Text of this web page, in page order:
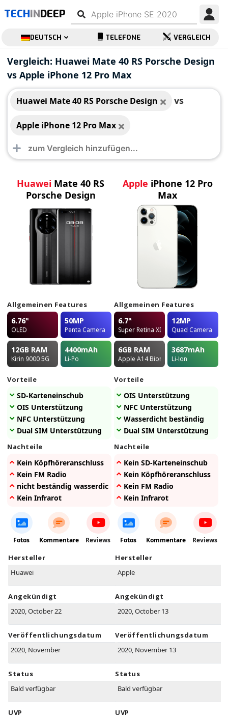
TECHINDEEP
DEUTSCH TELEFONE VERGLEICH
Vergleich: Huawei Mate 40 RS Porsche Design
vs Apple iPhone 12 Pro Max
Huawei Mate 40 RS Porsche Design vs
Apple iPhone 12 Pro Max
Huawei Mate 40 RS
Porsche Design
Huawei Mate 40 RS
Porsche Design
Allgemeinen Features
6.76"
OLED
50MP
Penta Camera
12GB RAM
Kirin 9000 5G
4400mAh
Li-Po
Vorteile
SD-Karteneinschub
OIS Unterstützung
NFC Unterstützung
Dual SIM Unterstützung
Nachteile
Kein Köpfhöreranschluss
Kein FM Radio
nicht beständig wasserdicht
Kein Infrarot
Fotos Kommentare Reviews
Hersteller
Huawei
Angekündigt
2020, October 22
Veröffentlichungsdatum
2020, November
Status
Bald verfügbar
UVP
Apple iPhone 12 Pro
Max
Apple iPhone 12 Pro
Max
Allgemeinen Features
6.7"
Super Retina XDR OLED
12MP
Quad Camera
6GB RAM
Apple A14 Bionic
3687mAh
Li-Ion
Vorteile
OIS Unterstützung
NFC Unterstützung
Wasserdicht beständig
Dual SIM Unterstützung
Nachteile
Kein SD-Karteneinschub
Kein Köpfhöreranschluss
Kein FM Radio
Kein Infrarot
Fotos Kommentare Reviews
Hersteller
Apple
Angekündigt
2020, October 13
Veröffentlichungsdatum
2020, November 13
Status
Bald verfügbar
UVP